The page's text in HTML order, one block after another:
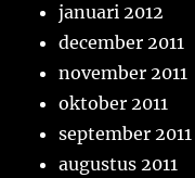
januari 2012
december 2011
november 2011
oktober 2011
september 2011
augustus 2011